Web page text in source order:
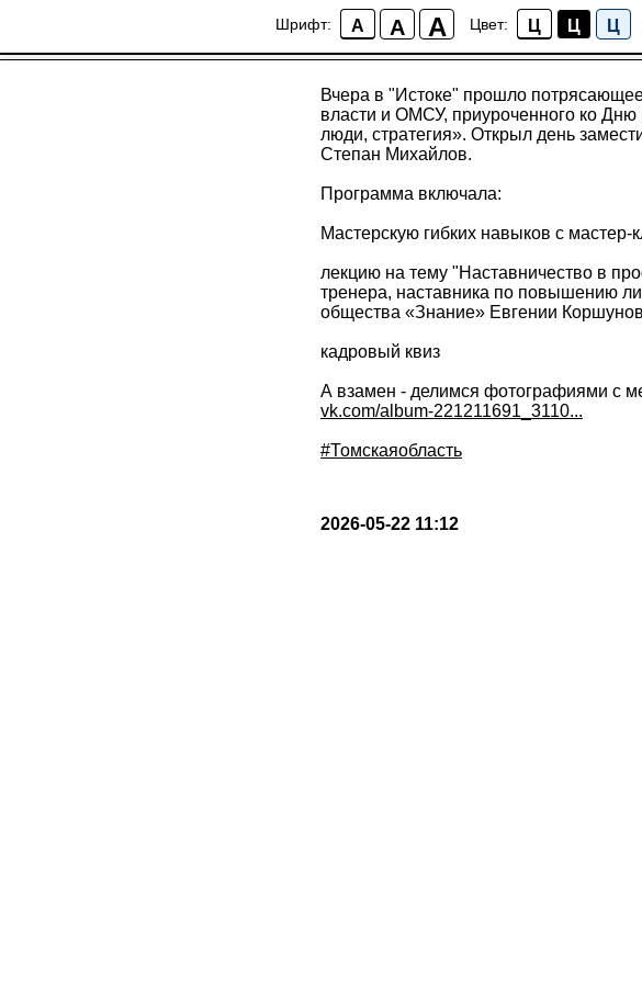
Шрифт: A A A Цвет: Ц Ц Ц
День кадровика
Вчера в "Истоке" прошло
власти и ОМСУ, приуроченного ко Дню
люди, стратегия». Открыл день
Степан Михайлов.
Программа включала:
Мастерскую гибких навыков с
лекцию на тему "Наставничество в
тренера, наставника по повышению
общества «Знание» Евгении
кадровый квиз
А взамен - делимся фотографиями с
vk.com/album-221211691_3110...
#Томскаяобласть
2026-05-22 11:12